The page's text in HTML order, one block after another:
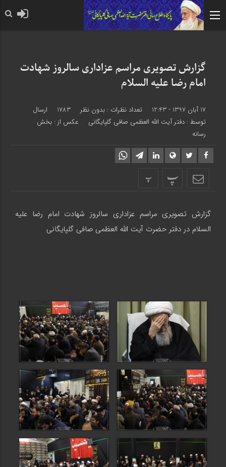
گزارش تصویری مراسم عزاداری سالروز شهادت
امام رضا علیه‌ السلام
17 آبان 1397 - 12:43 تعداد نظرات : بدون نظر
ارسال
توسط : دفتر آیت الله العظمی صافی گلپایگانی
عکس از : بخش
رسانه
پ پ
گزارش تصویری مراسم عزاداری سالروز شهادت امام رضا علیه‌
السلام در دفتر حضرت آیت‌ الله العظمی صافی گلپایگانی